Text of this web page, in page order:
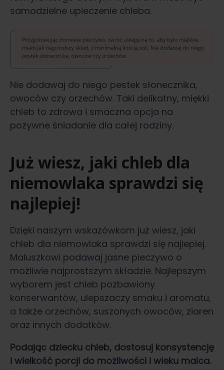
samodzielne upieczenie chleba.
Nie dodawaj do niego pestek słonecznika,
owoców czy orzechów. Taki delikatny, miękki
chleb to zdrowa i smaczna opcja na
pożywne śniadanie dla całej rodziny.
Już wiesz, jaki chleb dla
niemowlaka sprawdzi się
najlepiej!
Dzięki naszym wskazówkom już wiesz, jaki
chleb dla niemowlaka sprawdzi się najlepiej.
Maluszkowi podawaj jasne pieczywo o
możliwie najprostszym składzie. Najlepszym
wyborem jest chleb pozbawiony
konserwantów, ulepszaczy smaku i aromatu,
a także orzechów, suszonych owoców, ziaren
oraz innych dodatków.
Podając dziecku chleb, dostosuj konsystencję
i wielkość porcji do możliwości i wieku malca.